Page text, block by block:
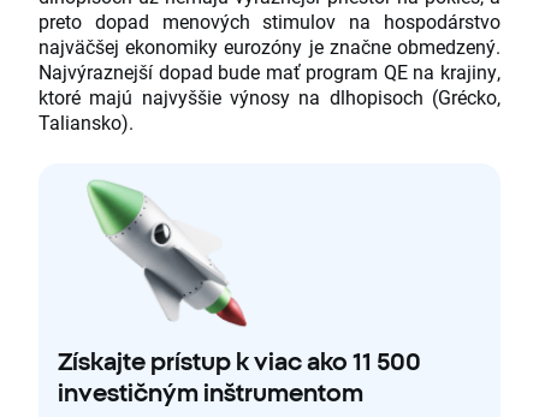
preto dopad menových stimulov na hospodárstvo
najväčšej ekonomiky eurozóny je značne obmedzený.
Najvýraznejší dopad bude mať program QE na krajiny,
ktoré majú najvyššie výnosy na dlhopisoch (Grécko,
Taliansko).
Získajte prístup k viac ako 11 500
investičným inštrumentom